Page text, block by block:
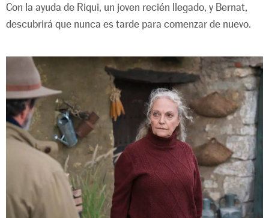
Con la ayuda de Riqui, un joven recién llegado, y Bernat,
descubrirá que nunca es tarde para comenzar de nuevo.